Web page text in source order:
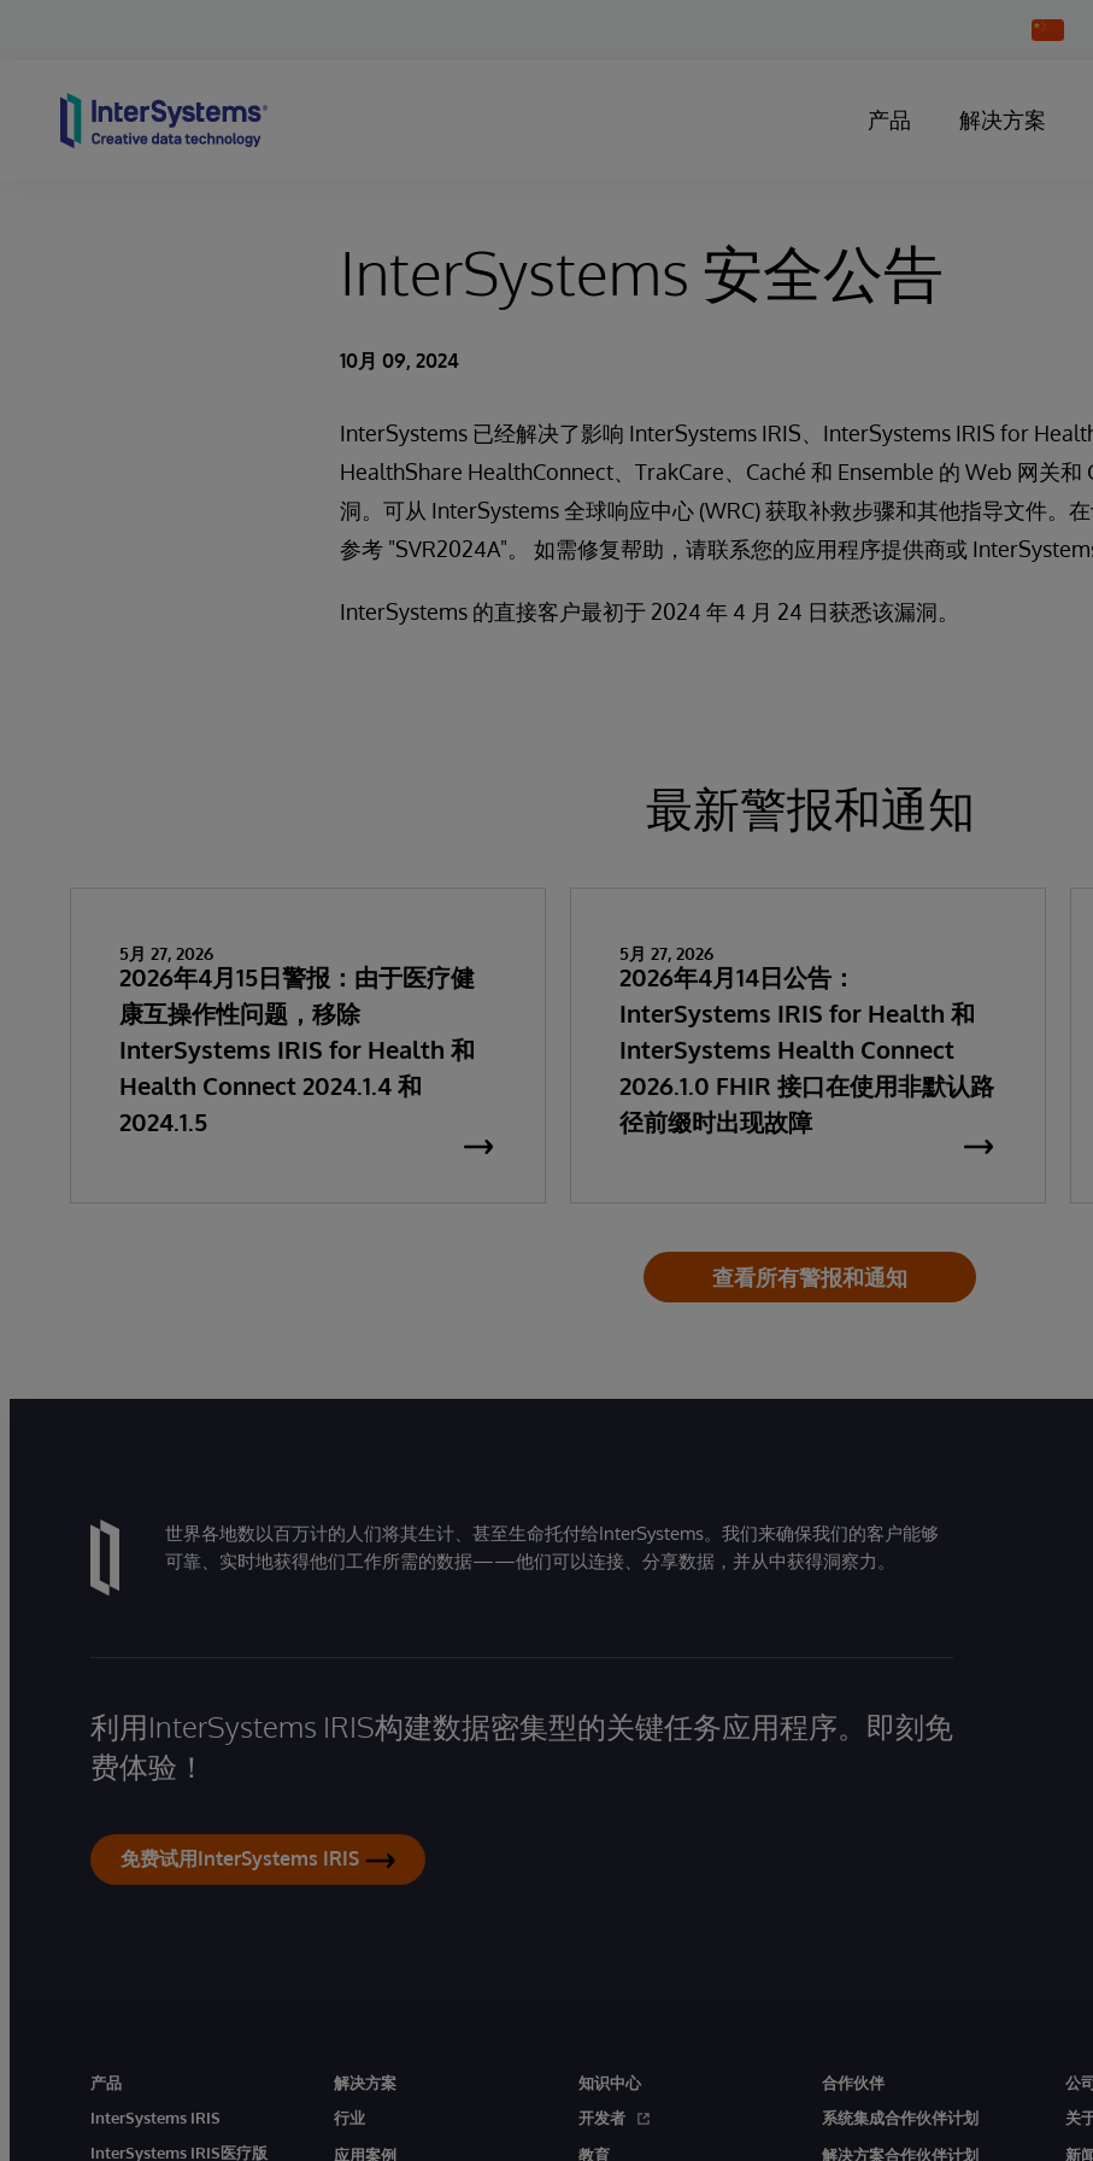
Change
Country
产品 解决方案
InterSystems 安全公告
10月 09, 2024
InterSystems 已经解决了影响 InterSystems IRIS、InterSystems IRIS for
HealthShare HealthConnect、TrakCare、Caché 和 Ensemble 的 Web 网关和
洞。可从 InterSystems 全球响应中心 (WRC) 获取补救步骤和其他指导文件。
参考 "SVR2024A"。 如需修复帮助，请联系您的应用程序提供商或
InterSystems 的直接客户最初于 2024 年 4 月 24 日获悉该漏洞。
最新警报和通知
5月 27, 2026
2026年4月15日警报：由于医疗健
康互操作性问题，移除
InterSystems IRIS for Health 和
Health Connect 2024.1.4 和
2024.1.5
5月 27, 2026
2026年4月14日公告：
InterSystems IRIS for Health 和
InterSystems Health Connect
2026.1.0 FHIR 接口在使用非默认路
径前缀时出现故障
查看所有警报和通知
世界各地数以百万计的人们将其生计、甚至生命托付给InterSystems。我们来确保我们的客户能够
可靠、实时地获得他们工作所需的数据——他们可以连接、分享数据，并从中获得洞察力。
利用InterSystems IRIS构建数据密集型的关键任务应用程序。即刻免
费体验！
免费试用InterSystems IRIS
产品
InterSystems IRIS
InterSystems IRIS医疗版
解决方案
行业
应用案例
知识中心
开发者
教育
合作伙伴
系统集成合作伙伴计划
解决方案合作伙伴计划
公司
关
新